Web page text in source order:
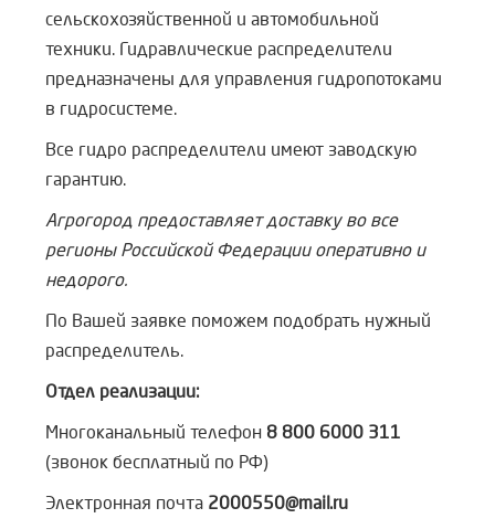
сельскохозяйственной и автомобильной
техники. Гидравлические распределители
предназначены для управления гидропотоками
в гидросистеме.
Все гидро распределители имеют заводскую
гарантию.
Агрогород предоставляет доставку во все
регионы Российской Федерации оперативно и
недорого.
По Вашей заявке поможем подобрать нужный
распределитель.
Отдел реализации:
Многоканальный телефон 8 800 6000 311
(звонок бесплатный по РФ)
Электронная почта 2000550@mail.ru